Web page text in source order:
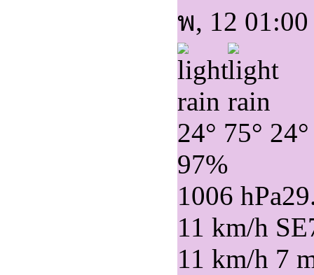
พ, 12 01:00
24° 75° 24°
97%
1006 hPa
11 km/h SE
11 km/h 7